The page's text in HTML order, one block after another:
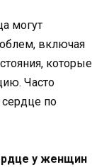
могут
включая
которые
Часто
по
у женщин